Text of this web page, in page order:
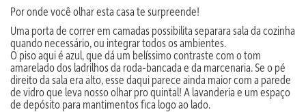
Por onde você olhar esta casa te surpreende!
Uma porta de correr em camadas possibilita separara sala da cozinha
quando necessário, ou integrar todos os ambientes.
O piso aqui é azul, que dá um belíssimo contraste com o tom
amarelado dos ladrilhos da roda-bancada e da marcenaria. Se o pé
direito da sala era alto, esse daqui parece ainda maior com a parede
de vidro que leva nosso olhar pro quintal! A lavanderia e um espaço
de depósito para mantimentos fica logo ao lado.